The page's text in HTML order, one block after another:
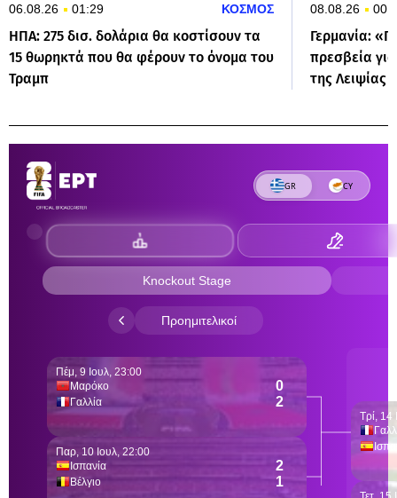
06.08.26 01:29 ΚΟΣΜΟΣ
ΗΠΑ: 275 δισ. δολάρια θα κοστίσουν τα
15 θωρηκτά που θα φέρουν το όνομα του
Τραμπ
08.08.26
Γερμανία:
πρεσβεία
της Λειψίας